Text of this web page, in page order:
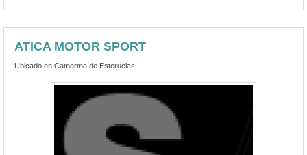
ATICA MOTOR SPORT
Ubicado en Camarma de Esteruelas